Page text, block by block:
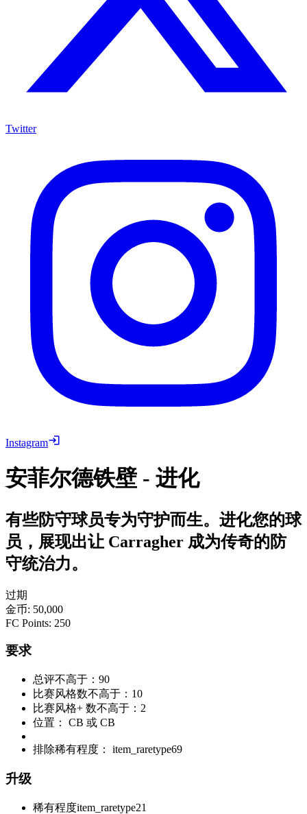
Twitter
Instagram
安菲尔德铁壁 - 进化
有些防守球员专为守护而生。进化您的球
员，展现出让 Carragher 成为传奇的防
守统治力。
过期
金币: 50,000
FC Points: 250
要求
总评不高于：90
比赛风格数不高于：10
比赛风格+ 数不高于：2
位置： CB 或 CB
排除稀有程度： item_raretype69
升级
稀有程度item_raretype21